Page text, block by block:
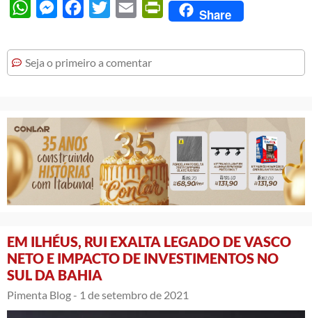
WhatsAppMessengerFacebook
Twitter Email PrintFriendly
Share
Seja o primeiro a comentar
EM ILHÉUS, RUI EXALTA LEGADO DE VASCO
NETO E IMPACTO DE INVESTIMENTOS NO
SUL DA BAHIA
Pimenta Blog - 1 de setembro de 2021